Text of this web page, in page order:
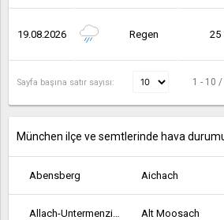
19.08.2026 Regen 25
Sayfa başına satır sayısı: 1 - 10 /
München ilçe ve semtlerinde hava
Abensberg Aichach
Allach-Untermenzing Alt Moosach